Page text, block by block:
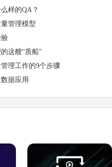
样的QA？
管理模型
这艘“质船”
理工作的9个步骤
据应用